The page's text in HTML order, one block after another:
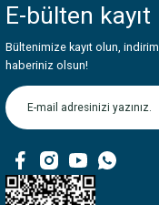
Görüş ve önerileriniz için
Ürün resmi kalitesiz,
Ürün açıklamasında
Ürün bilgilerinde
Bu ürüne benzer farklı
E-bülten kayıt
Bültenimize kayıt olun,
haberiniz olsun!